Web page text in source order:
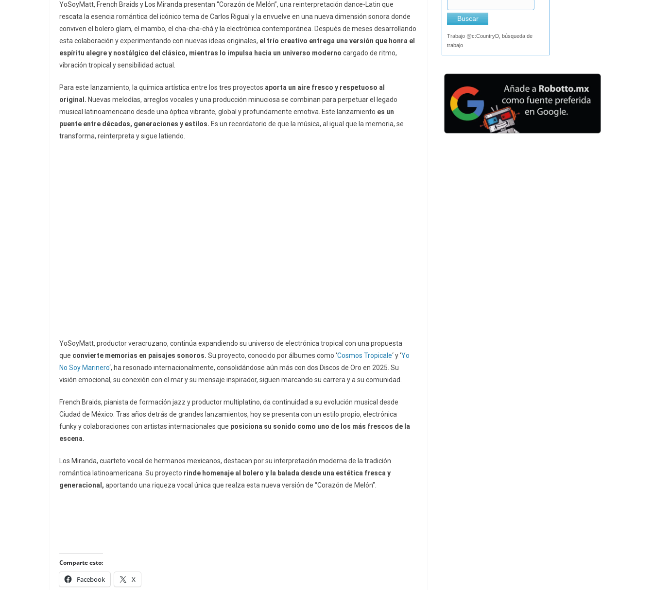
YoSoyMatt, French Braids y Los Miranda presentan “Corazón de Melón”, una reinterpretación dance-Latin que
rescata la esencia romántica del icónico tema de Carlos Rigual y la envuelve en una nueva dimensión sonora donde
conviven el bolero glam, el mambo, el cha-cha-chá y la electrónica contemporánea. Después de meses desarrollando
esta colaboración y experimentando con nuevas ideas originales, el trío creativo entrega una versión que honra el
espíritu alegre y nostálgico del clásico, mientras lo impulsa hacia un universo moderno cargado de ritmo,
vibración tropical y sensibilidad actual.
Para este lanzamiento, la química artística entre los tres proyectos aporta un aire fresco y respetuoso al
original. Nuevas melodías, arreglos vocales y una producción minuciosa se combinan para perpetuar el legado
musical latinoamericano desde una óptica vibrante, global y profundamente emotiva. Este lanzamiento es un
puente entre décadas, generaciones y estilos. Es un recordatorio de que la música, al igual que la memoria, se
transforma, reinterpreta y sigue latiendo.
YoSoyMatt, productor veracruzano, continúa expandiendo su universo de electrónica tropical con una propuesta
que convierte memorias en paisajes sonoros. Su proyecto, conocido por álbumes como ‘Cosmos Tropicale‘ y ‘Yo
No Soy Marinero‘, ha resonado internacionalmente, consolidándose aún más con dos Discos de Oro en 2025. Su
visión emocional, su conexión con el mar y su mensaje inspirador, siguen marcando su carrera y a su comunidad.
French Braids, pianista de formación jazz y productor multiplatino, da continuidad a su evolución musical desde
Ciudad de México. Tras años detrás de grandes lanzamientos, hoy se presenta con un estilo propio, electrónica
funky y colaboraciones con artistas internacionales que posiciona su sonido como uno de los más frescos de la
escena.
Los Miranda, cuarteto vocal de hermanos mexicanos, destacan por su interpretación moderna de la tradición
romántica latinoamericana. Su proyecto rinde homenaje al bolero y la balada desde una estética fresca y
generacional, aportando una riqueza vocal única que realza esta nueva versión de “Corazón de Melón”.
Comparte esto:
Facebook X
Buscar
Trabajo @c:CountryD, búsqueda de
trabajo